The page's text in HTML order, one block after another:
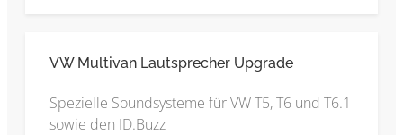
VW Multivan Lautsprecher Upgrade
Spezielle Soundsysteme für VW T5, T6 und T6.1
sowie den ID.Buzz